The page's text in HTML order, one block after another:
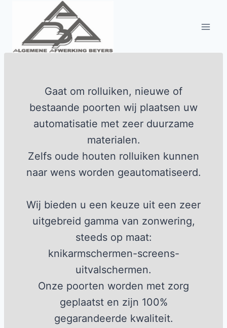
Gaat om rolluiken, nieuwe of
bestaande poorten wij plaatsen uw
automatisatie met zeer duurzame
materialen.
Zelfs oude houten rolluiken kunnen
naar wens worden geautomatiseerd.
Wij bieden u een keuze uit een zeer
uitgebreid gamma van zonwering,
steeds op maat:
knikarmschermen-screens-
uitvalschermen.
Onze poorten worden met zorg
geplaatst en zijn 100%
gegarandeerde kwaliteit.